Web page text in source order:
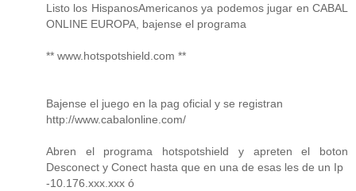
Listo los HispanosAmericanos ya podemos jugar en CABAL
ONLINE EUROPA, bajense el programa
** www.hotspotshield.com **
Bajense el juego en la pag oficial y se registran
http://www.cabalonline.com/
Abren el programa hotspotshield y apreten el boton
Desconect y Conect hasta que en una de esas les de un Ip
-10.176.xxx.xxx ó